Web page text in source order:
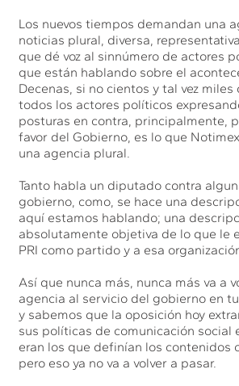
Los nuevos tiempos demandan una
noticias plural, diversa,
que dé voz al sinnúmero de actores
que están hablando sobre el
Decenas, si no cientos y tal vez
todos los actores políticos
posturas en contra, principalmente,
favor del Gobierno, es lo que
una agencia plural.
Tanto habla un diputado contra
gobierno, como, se hace una
aquí estamos hablando; una
absolutamente objetiva de lo que le
PRI como partido y a esa
Así que nunca más, nunca más va a
agencia al servicio del gobierno en
y sabemos que la oposición hoy
sus políticas de comunicación social
eran los que definían los contenidos
pero eso ya no va a volver a pasar.